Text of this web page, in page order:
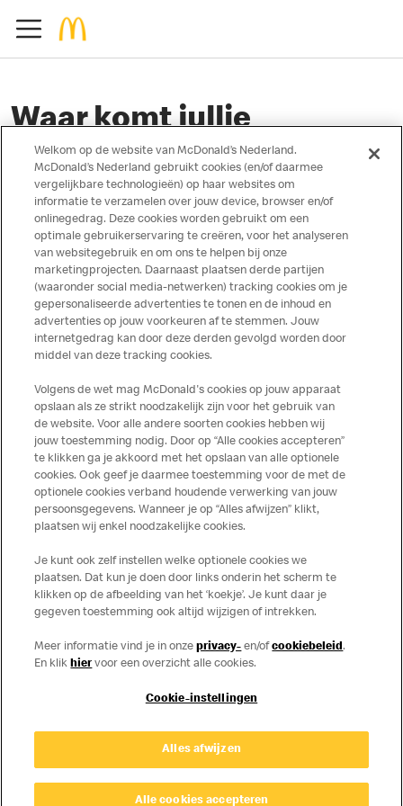
Waar komt jullie
ijsbergsla vandaan?
September 27, 2019
Topchef Ruben Dekker van restaurant Le Garage heeft zich hier in
verdiept toen hij werd
uitgedaagd om van onze IJsbergsla een haute cuisine gerecht te
maken. Bekijk de
Over ons
Services
Contact
Privacy Cookies
Welkom op de website van McDonald’s Nederland.
McDonald’s Nederland gebruikt cookies (en/of daarmee
vergelijkbare technologieën) op haar websites om
informatie te verzamelen over jouw device, browser en/of
onlinegedrag. Deze cookies worden gebruikt om een
optimale gebruikerservaring te creëren, voor het analyseren
van websitegebruik en om ons te helpen bij onze
marketingprojecten. Daarnaast plaatsen derde partijen
(waaronder social media-netwerken) tracking cookies om je
gepersonaliseerde advertenties te tonen en de inhoud en
advertenties op jouw voorkeuren af te stemmen. Jouw
internetgedrag kan door deze derden gevolgd worden door
middel van deze tracking cookies.
Volgens de wet mag McDonald's cookies op jouw apparaat
opslaan als ze strikt noodzakelijk zijn voor het gebruik van
de website. Voor alle andere soorten cookies hebben wij
jouw toestemming nodig. Door op “Alle cookies accepteren”
te klikken ga je akkoord met het opslaan van alle optionele
cookies. Ook geef je daarmee toestemming voor de met de
optionele cookies verband houdende verwerking van jouw
persoonsgegevens. Wanneer je op “Alles afwijzen” klikt,
plaatsen wij enkel noodzakelijke cookies.
Je kunt ook zelf instellen welke optionele cookies we
plaatsen. Dat kun je doen door links onderin het scherm te
klikken op de afbeelding van het ‘koekje’. Je kunt daar je
gegeven toestemming ook altijd wijzigen of intrekken.
Meer informatie vind je in onzeprivacy- en/ofcookiebeleid.
En klikhier voor een overzicht alle cookies.
Cookie-instellingen
Alles afwijzen
Alle cookies accepteren